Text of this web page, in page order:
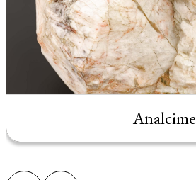
Analcime